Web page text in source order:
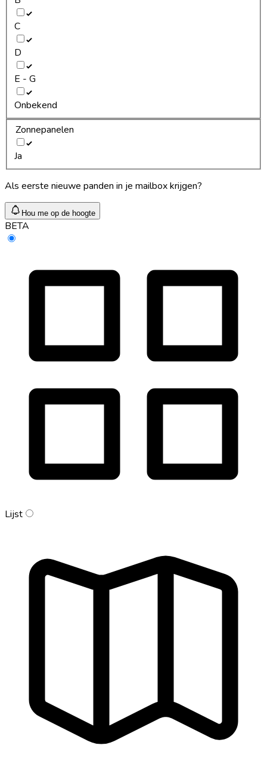
C
D
E - G
Onbekend
Zonnepanelen
Ja
Als eerste nieuwe panden in je mailbox krijgen?
Hou me op de hoogte
BETA
Lijst